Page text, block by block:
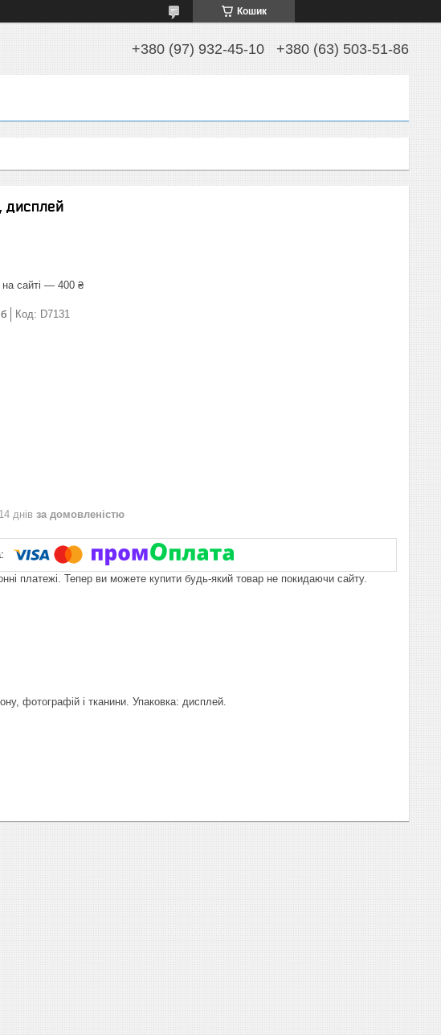
Кошик
+380 (97) 932-45-10 +380 (63) 503-51-86
дисплей
сайті — 400 ₴
Код: D7131
днів за домовленістю
платежі. Тепер ви можете купити будь-який товар не покидаючи сайту.
фотографій і тканини. Упаковка: дисплей.